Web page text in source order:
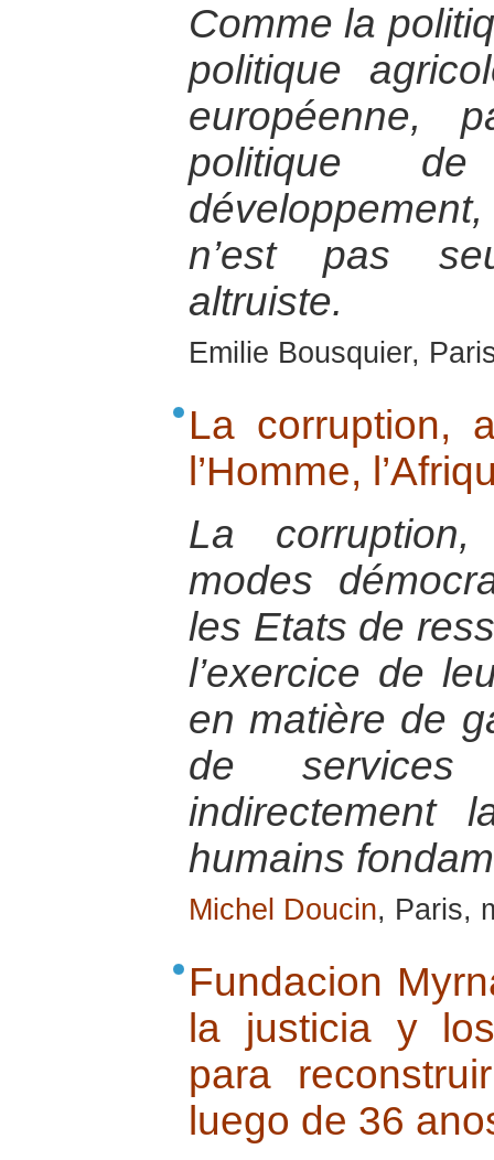
Comme la
politique
politique
n’est pas
altruiste.
Emilie Bousquier,
La corruption,
l’Homme,
La
modes
les Etats de
l’exercice de
en matière de
de
indirectement
humains
Michel Doucin, Paris,
Fundacion
la justicia y
para
luego de 36